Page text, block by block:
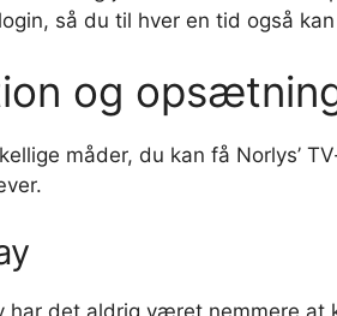
så du til hver en tid også
og
måder, du kan få Norlys’
har det aldrig været nemmere